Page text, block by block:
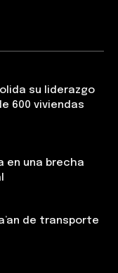
su liderazgo
600 viviendas
en una brecha
de transporte